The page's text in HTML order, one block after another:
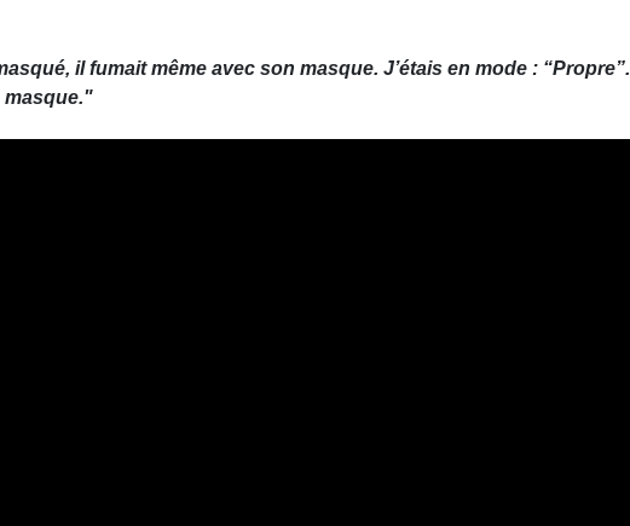
il fumait même avec son masque. J’étais en mode : “Propre”.
masque."